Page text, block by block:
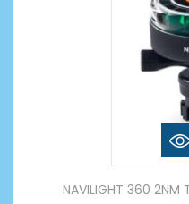
NAVILIGHT 360 2NM